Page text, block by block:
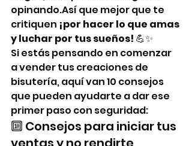
opinando.Así que mejor que te
critiquen ¡por hacer lo que amas
y luchar por tus sueños! 💪✨
Si estás pensando en comenzar
a vender tus creaciones de
bisutería, aquí van 10 consejos
que pueden ayudarte a dar ese
primer paso con seguridad:
🔟 Consejos para iniciar tus